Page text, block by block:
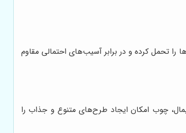
را تحمل کرده و در برابر آسیب‌های احتمالی مقاوم
چوب امکان ایجاد طرح‌های متنوع و جذاب را